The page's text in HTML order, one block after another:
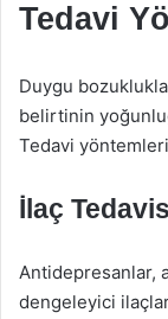
Tedavi
Duygu
belirtinin
Tedavi yöntemleri
İlaç
Antidepresanlar,
dengeleyici